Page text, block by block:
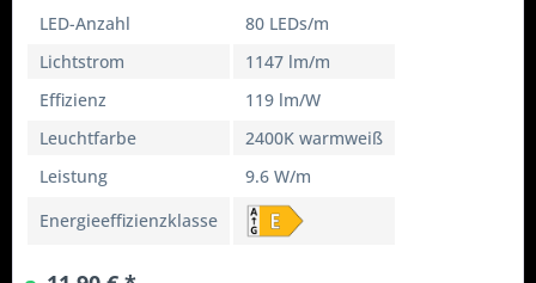
LED-Anzahl
80 LEDs/m
Lichtstrom
1147 lm/m
Effizienz
119 lm/W
Leuchtfarbe
2400K warmweiß
Leistung
9.6 W/m
Energieeffizienzklasse